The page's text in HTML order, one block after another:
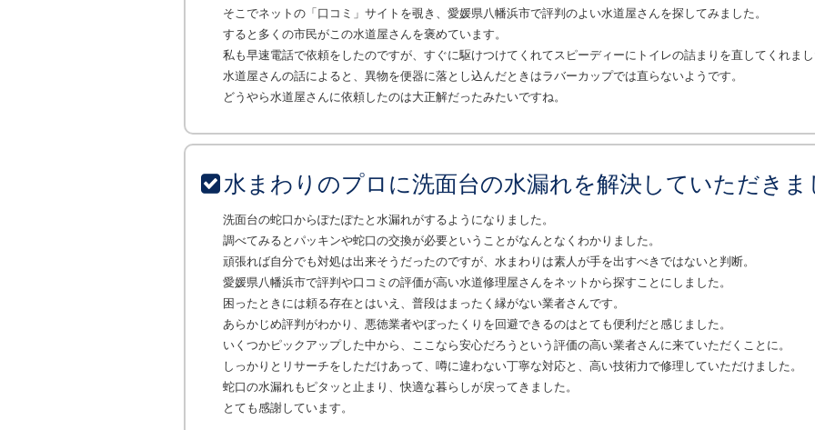
そこでネットの「口コミ」サイトを覗き、愛媛県八幡浜市で評判のよい水道屋さんを探してみました。
すると多くの市民がこの水道屋さんを褒めています。
私も早速電話で依頼をしたのですが、すぐに駆けつけてくれてスピーディーにトイレの詰まりを直してくれま
水道屋さんの話によると、異物を便器に落とし込んだときはラバーカップでは直らないようです。
どうやら水道屋さんに依頼したのは大正解だったみたいですね。
水まわりのプロに洗面台の水漏れを解決していただきま
洗面台の蛇口からぽたぽたと水漏れがするようになりました。
調べてみるとパッキンや蛇口の交換が必要ということがなんとなくわかりました。
頑張れば自分でも対処は出来そうだったのですが、水まわりは素人が手を出すべきではないと判断。
愛媛県八幡浜市で評判や口コミの評価が高い水道修理屋さんをネットから探すことにしました。
困ったときには頼る存在とはいえ、普段はまったく縁がない業者さんです。
あらかじめ評判がわかり、悪徳業者やぼったくりを回避できるのはとても便利だと感じました。
いくつかピックアップした中から、ここなら安心だろうという評価の高い業者さんに来ていただくことに。
しっかりとリサーチをしただけあって、噂に違わない丁寧な対応と、高い技術力で修理していただけました。
蛇口の水漏れもピタッと止まり、快適な暮らしが戻ってきました。
とても感謝しています。